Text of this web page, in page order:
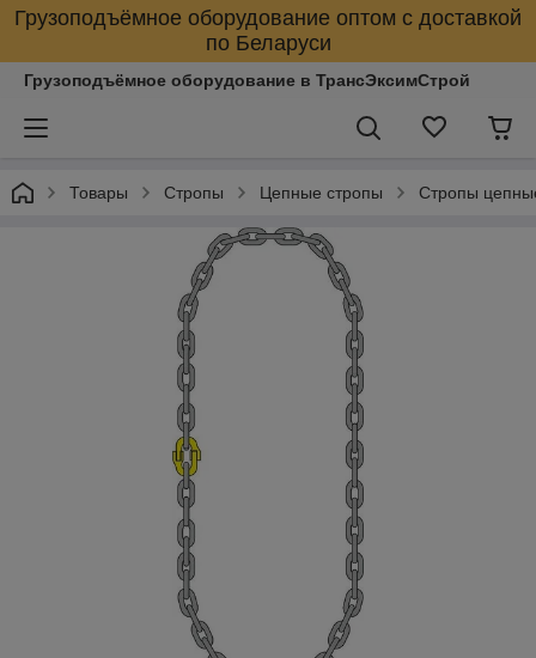
Грузоподъёмное оборудование оптом с доставкой
по Беларуси
Грузоподъёмное оборудование в ТрансЭксимСтрой
Товары Стропы Цепные стропы Стропы